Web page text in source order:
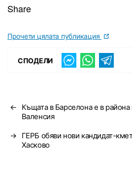
Share
Прочети цялата публикация
СПОДЕЛИ
←
Къщата в Барселона е в района
Валенсия
→
ГЕРБ обяви нови кандидат-
Хасково